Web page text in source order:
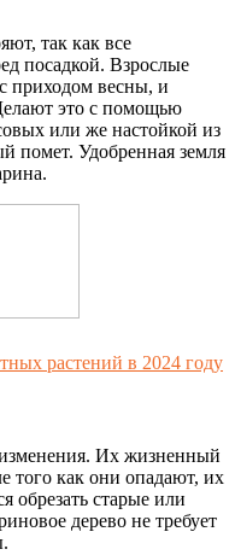
так как все
посадкой. Взрослые
приходом весны, и
это с помощью
или же настойкой из
помет. Удобренная земля
растений в 2024 году
Их жизненный
того как они опадают, их
обрезать старые или
дерево не требует